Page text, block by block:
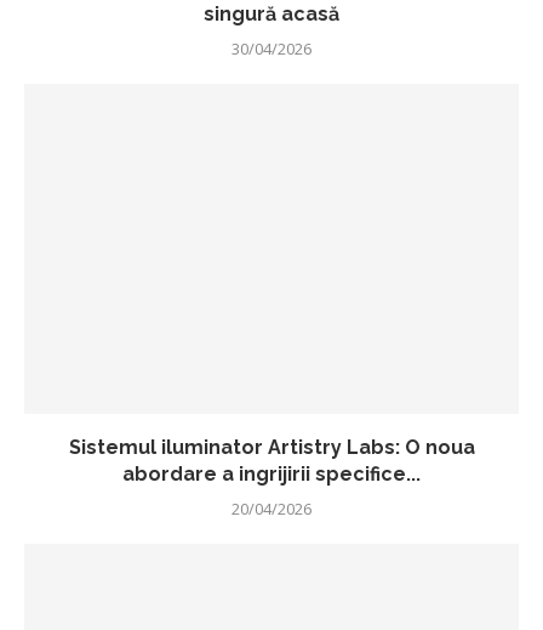
singură acasă
30/04/2026
Sistemul iluminator Artistry Labs: O noua
abordare a ingrijirii specifice...
20/04/2026